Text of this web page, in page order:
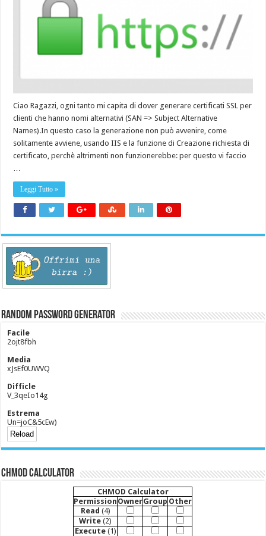
Ciao Ragazzi, ogni tanto mi capita di dover generare certificati SSL per
clienti che hanno nomi alternativi (SAN => Subject Alternative
Names).In questo caso la generazione non può avvenire, come
solitamente avviene, usando IIS e la funzione di Creazione richiesta di
certificato, perchè altrimenti non funzionerebbe: per questo vi faccio
Leggi Tutto »
Random Password Generator
Facile
2ojt8fbh
Media
xJsEf0UWVQ
Difficle
V_3qeIo14g
Estrema
Un=joC&5cEw)
CHMOD Calculator
CHMOD Calculator
Permission OwnerGroup Other
Read (4)
Write (2)
Execute(1)